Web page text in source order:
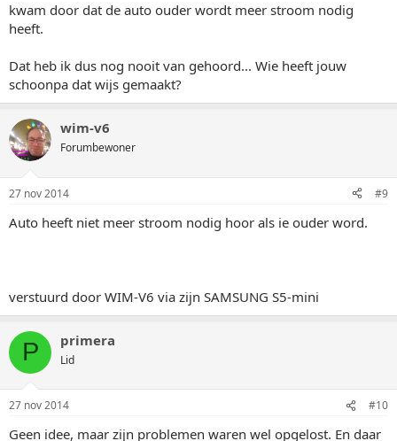
kwam door dat de auto ouder wordt meer stroom nodig
heeft.
Dat heb ik dus nog nooit van gehoord... Wie heeft jouw
schoonpa dat wijs gemaakt?
wim-v6
Forumbewoner
27 nov 2014 #9
Auto heeft niet meer stroom nodig hoor als ie ouder word.
verstuurd door WIM-V6 via zijn SAMSUNG S5-mini
P primera
Lid
27 nov 2014 #10
Geen idee, maar zijn problemen waren wel opgelost. En daar